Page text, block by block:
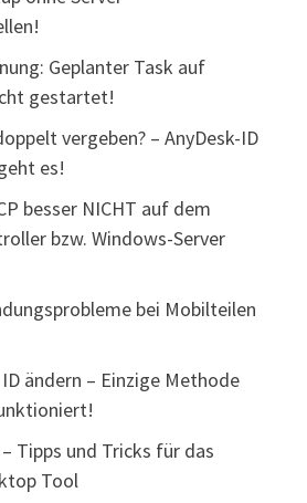
Geplanter Task auf
gestartet!
vergeben? – AnyDesk-ID
es!
besser NICHT auf dem
bzw. Windows-Server
bei Mobilteilen
ändern – Einzige Methode
Tipps und Tricks für das
Tool